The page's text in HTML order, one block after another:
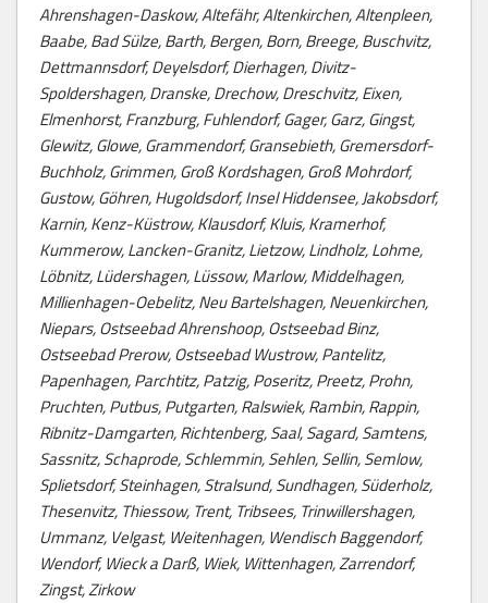
Ahrenshagen-Daskow, Altefähr, Altenkirchen, Altenpleen,
Baabe, Bad Sülze, Barth, Bergen, Born, Breege, Buschvitz,
Dettmannsdorf, Deyelsdorf, Dierhagen, Divitz-
Spoldershagen, Dranske, Drechow, Dreschvitz, Eixen,
Elmenhorst, Franzburg, Fuhlendorf, Gager, Garz, Gingst,
Glewitz, Glowe, Grammendorf, Gransebieth, Gremersdorf-
Buchholz, Grimmen, Groß Kordshagen, Groß Mohrdorf,
Gustow, Göhren, Hugoldsdorf, Insel Hiddensee, Jakobsdorf,
Karnin, Kenz-Küstrow, Klausdorf, Kluis, Kramerhof,
Kummerow, Lancken-Granitz, Lietzow, Lindholz, Lohme,
Löbnitz, Lüdershagen, Lüssow, Marlow, Middelhagen,
Millienhagen-Oebelitz, Neu Bartelshagen, Neuenkirchen,
Niepars, Ostseebad Ahrenshoop, Ostseebad Binz,
Ostseebad Prerow, Ostseebad Wustrow, Pantelitz,
Papenhagen, Parchtitz, Patzig, Poseritz, Preetz, Prohn,
Pruchten, Putbus, Putgarten, Ralswiek, Rambin, Rappin,
Ribnitz-Damgarten, Richtenberg, Saal, Sagard, Samtens,
Sassnitz, Schaprode, Schlemmin, Sehlen, Sellin, Semlow,
Splietsdorf, Steinhagen, Stralsund, Sundhagen, Süderholz,
Thesenvitz, Thiessow, Trent, Tribsees, Trinwillershagen,
Ummanz, Velgast, Weitenhagen, Wendisch Baggendorf,
Wendorf, Wieck a Darß, Wiek, Wittenhagen, Zarrendorf,
Zingst, Zirkow